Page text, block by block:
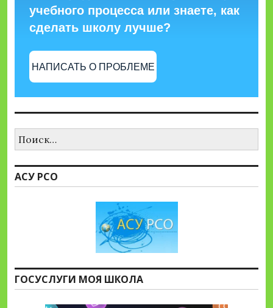
учебного процесса или знаете, как
сделать школу лучше?
НАПИСАТЬ О ПРОБЛЕМЕ
АСУ РСО
ГОСУСЛУГИ МОЯ ШКОЛА